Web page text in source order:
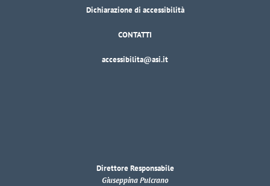
Dichiarazione di accessibilità
CONTATTI
accessibilita@asi.it
Direttore Responsabile
Giuseppina Pulcrano